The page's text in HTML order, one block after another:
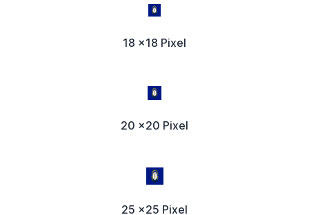
18 x18 Pixel
20 x20 Pixel
25 x25 Pixel